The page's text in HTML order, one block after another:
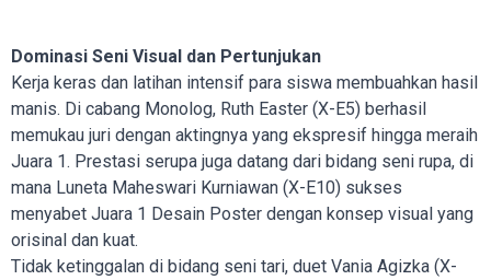
Dominasi Seni Visual dan Pertunjukan
Kerja keras dan latihan intensif para siswa membuahkan hasil
manis. Di cabang Monolog, Ruth Easter (X-E5) berhasil
memukau juri dengan aktingnya yang ekspresif hingga meraih
Juara 1. Prestasi serupa juga datang dari bidang seni rupa, di
mana Luneta Maheswari Kurniawan (X-E10) sukses
menyabet Juara 1 Desain Poster dengan konsep visual yang
orisinal dan kuat.
Tidak ketinggalan di bidang seni tari, duet Vania Agizka (X-